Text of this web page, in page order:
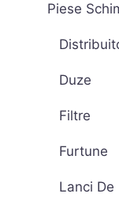
Piese
Duze
Filtre
Furtune
Lanci De